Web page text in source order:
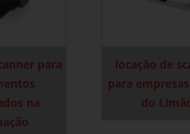
para
na
locação de
para
do